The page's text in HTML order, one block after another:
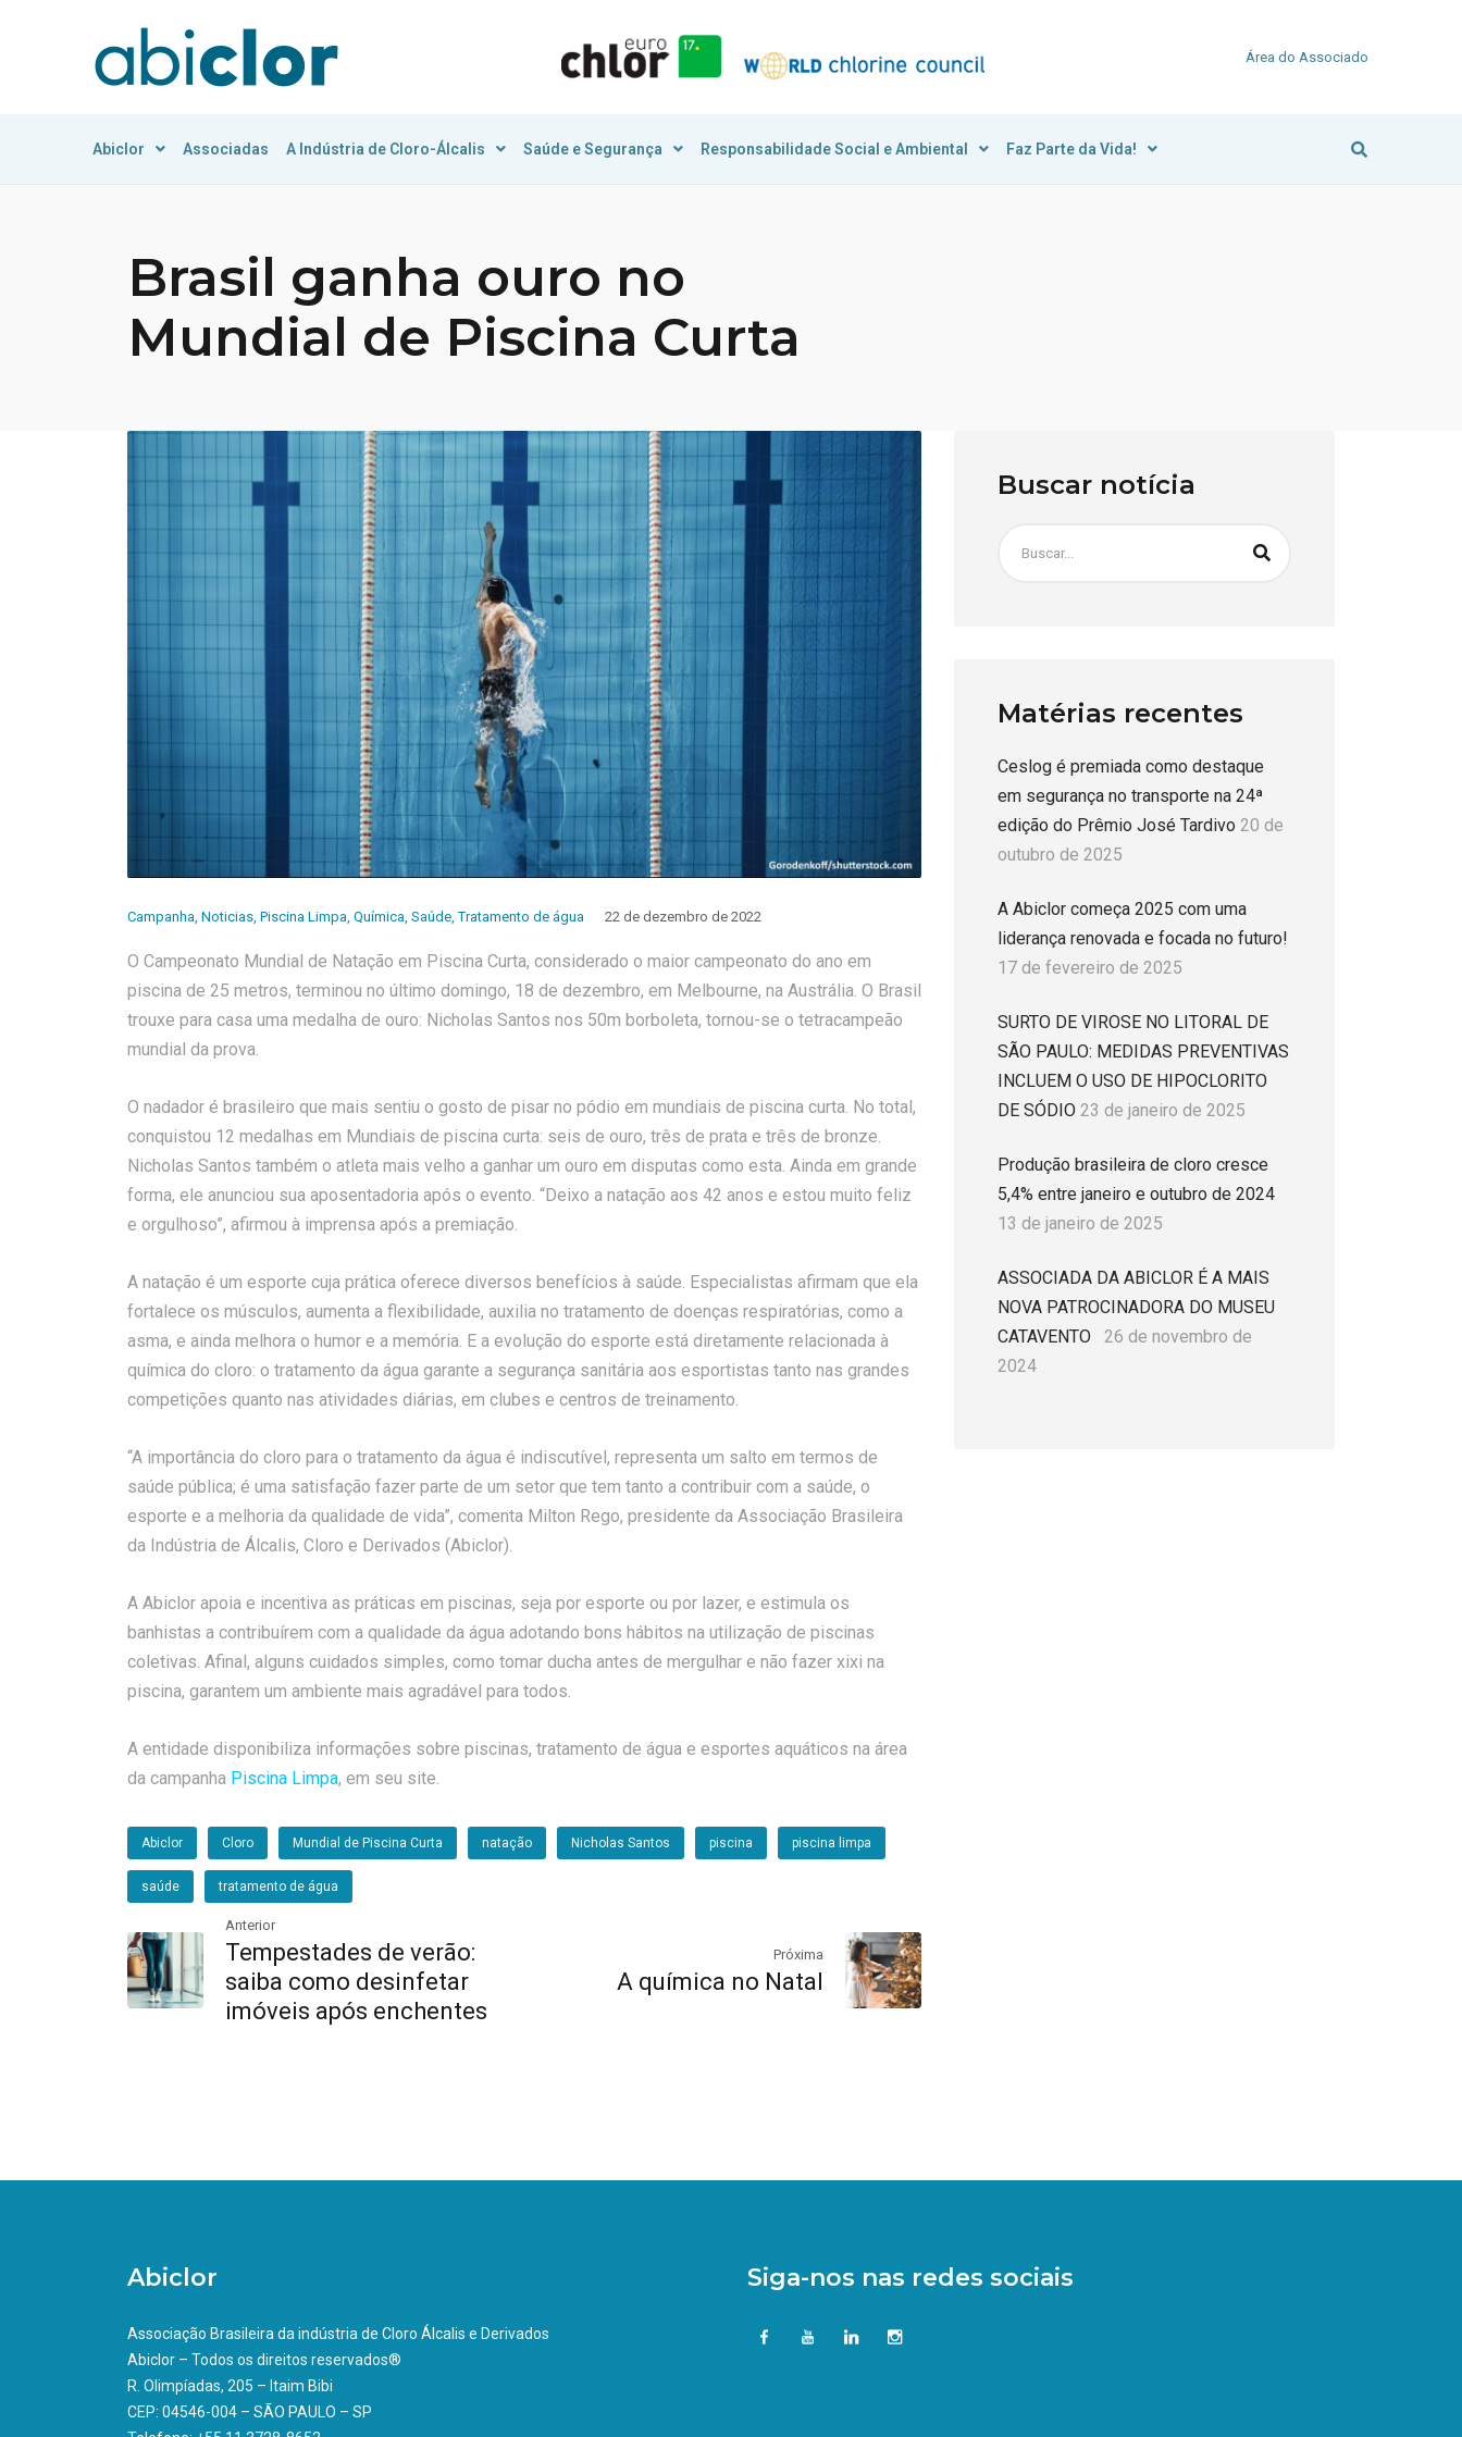
Área do Associado
Abiclor Associadas A Indústria de Cloro-Álcalis Saúde e Segurança Responsabilidade Social e Ambiental Faz Parte da Vida!
Brasil ganha ouro no
Mundial de Piscina Curta
Campanha Noticias Piscina Limpa Química Saúde ,Tratamento de água 22 de dezembro de 2022
O Campeonato Mundial de Natação em Piscina Curta, considerado o maior campeonato do ano em
piscina de 25 metros, terminou no último domingo, 18 de dezembro, em Melbourne, na Austrália. O Brasil
trouxe para casa uma medalha de ouro: Nicholas Santos nos 50m borboleta, tornou-se o tetracampeão
mundial da prova.
O nadador é brasileiro que mais sentiu o gosto de pisar no pódio em mundiais de piscina curta. No total,
conquistou 12 medalhas em Mundiais de piscina curta: seis de ouro, três de prata e três de bronze.
Nicholas Santos também o atleta mais velho a ganhar um ouro em disputas como esta. Ainda em grande
forma, ele anunciou sua aposentadoria após o evento. “Deixo a natação aos 42 anos e estou muito feliz
e orgulhoso”, afirmou à imprensa após a premiação.
A natação é um esporte cuja prática oferece diversos benefícios à saúde. Especialistas afirmam que ela
fortalece os músculos, aumenta a flexibilidade, auxilia no tratamento de doenças respiratórias, como a
asma, e ainda melhora o humor e a memória. E a evolução do esporte está diretamente relacionada à
química do cloro: o tratamento da água garante a segurança sanitária aos esportistas tanto nas grandes
competições quanto nas atividades diárias, em clubes e centros de treinamento.
“A importância do cloro para o tratamento da água é indiscutível, representa um salto em termos de
saúde pública; é uma satisfação fazer parte de um setor que tem tanto a contribuir com a saúde, o
esporte e a melhoria da qualidade de vida”, comenta Milton Rego, presidente da Associação Brasileira
da Indústria de Álcalis, Cloro e Derivados (Abiclor).
A Abiclor apoia e incentiva as práticas em piscinas, seja por esporte ou por lazer, e estimula os
banhistas a contribuírem com a qualidade da água adotando bons hábitos na utilização de piscinas
coletivas. Afinal, alguns cuidados simples, como tomar ducha antes de mergulhar e não fazer xixi na
piscina, garantem um ambiente mais agradável para todos.
A entidade disponibiliza informações sobre piscinas, tratamento de água e esportes aquáticos na área
da campanha Piscina Limpa, em seu site.
Abiclor Cloro Mundial de Piscina Curta natação Nicholas Santos piscina piscina limpa
saúde tratamento de água
Anterior
Tempestades de verão:
saiba como desinfetar
imóveis após enchentes
Próxima
A química no Natal
Buscar notícia
Matérias recentes
Ceslog é premiada como destaque
em segurança no transporte na 24ª
edição do Prêmio José Tardivo 20 de
outubro de 2025
A Abiclor começa 2025 com uma
liderança renovada e focada no futuro!
17 de fevereiro de 2025
SURTO DE VIROSE NO LITORAL DE
SÃO PAULO: MEDIDAS PREVENTIVAS
INCLUEM O USO DE HIPOCLORITO
DE SÓDIO 23 de janeiro de 2025
Produção brasileira de cloro cresce
5,4% entre janeiro e outubro de 2024
13 de janeiro de 2025
ASSOCIADA DA ABICLOR É A MAIS
NOVA PATROCINADORA DO MUSEU
CATAVENTO
26 de novembro de
2024
Abiclor
Associação Brasileira da indústria de Cloro Álcalis e Derivados
Abiclor – Todos os direitos reservados®
R. Olimpíadas, 205 – Itaim Bibi
CEP: 04546-004 – SÃO PAULO – SP
Siga-nos nas redes sociais